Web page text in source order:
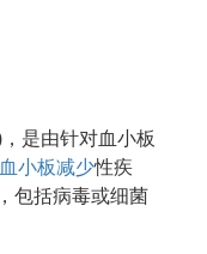
是由针对血小板
血小板减少性疾
包括病毒或细菌